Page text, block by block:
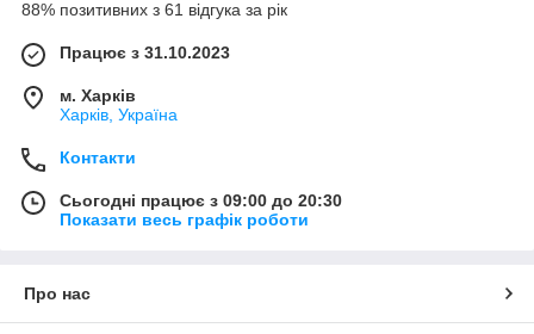
88% позитивних з 61 відгука за рік
Працює з 31.10.2023
м. Харків
Харків, Україна
Контакти
Сьогодні працює з 09:00 до 20:30
Показати весь графік роботи
Про нас